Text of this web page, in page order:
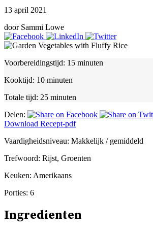
13 april 2021
door Sammi Lowe
Voorbereidingstijd: 15 minuten
Kooktijd: 10 minuten
Totale tijd: 25 minuten
Delen:
Download Recept-pdf
Vaardigheidsniveau: Makkelijk / gemiddeld
Trefwoord: Rijst, Groenten
Keuken: Amerikaans
Porties: 6
Ingredienten